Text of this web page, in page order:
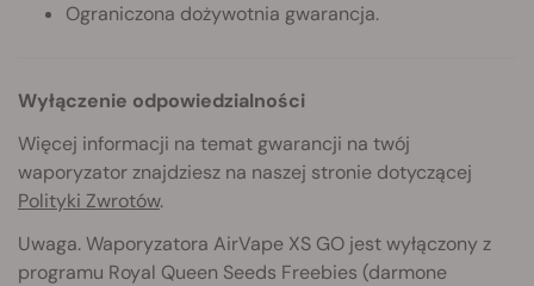
Ograniczona dożywotnia gwarancja.
Wyłączenie odpowiedzialności
Więcej informacji na temat gwarancji na twój
waporyzator znajdziesz na naszej stronie dotyczącej
Polityki Zwrotów.
Uwaga. Waporyzatora AirVape XS GO jest wyłączony z
programu Royal Queen Seeds Freebies (darmone